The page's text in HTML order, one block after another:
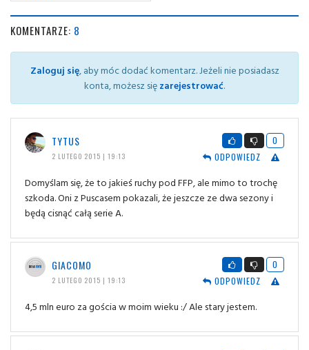
KOMENTARZE: 8
Zaloguj się, aby móc dodać komentarz. Jeżeli nie posiadasz
konta, możesz sięzarejestrować.
TYTUS
2 LUTEGO 2015 | 19:13
0
ODPOWIEDZ
Domyślam się, że to jakieś ruchy pod FFP, ale mimo to trochę
szkoda. Oni z Puscasem pokazali, że jeszcze ze dwa sezony i
będą cisnąć całą serie A.
GIACOMO
2 LUTEGO 2015 | 19:13
0
ODPOWIEDZ
4,5 mln euro za gościa w moim wieku :/ Ale stary jestem.